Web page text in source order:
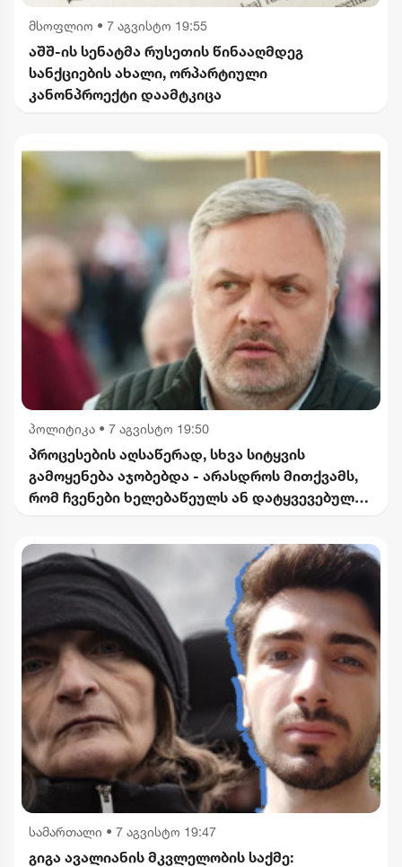
მსოფლიო • 7 აგვისტო 19:55
აშშ-ის სენატმა რუსეთის წინააღმდეგ
სანქციების ახალი, ორპარტიული
კანონპროექტი დაამტკიცა
პოლიტიკა • 7 აგვისტო 19:50
პროცესების აღსაწერად, სხვა სიტყვის
გამოყენება აჯობებდა - არასდროს მითქვამს,
რომ ჩვენები ხელებაწეულს ან დატყვევებულს
სამართალი • 7 აგვისტო 19:47
გიგა ავალიანის მკვლელობის საქმე: